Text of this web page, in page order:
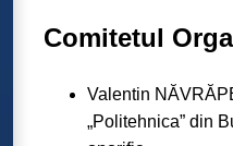
Comitetul
Valentin
„Politehnica” din